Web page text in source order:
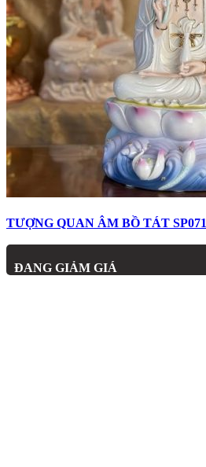
TƯỢNG QUAN ÂM BỒ TÁT SP071
ĐANG GIẢM GIÁ